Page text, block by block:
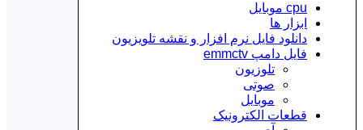
cpu موبایل
ابزار ها
دانلود فایل نرم افزار و نقشه تلویزیون
فایل دامپ emmctv
تلوزیون
صوتی
موبایل
قطعات الکترونیک